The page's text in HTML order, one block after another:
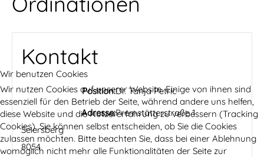
Kontakt
Position:Dr. Tanja Petric
Adresse:Premstätterstraße 1
Seiersberg
8054
Wir benutzen Cookies
Wir nutzen Cookies auf unserer Website. Einige von ihnen sind
essenziell für den Betrieb der Seite, während andere uns helfen,
diese Website und die Nutzererfahrung zu verbessern (Tracking
Cookies). Sie können selbst entscheiden, ob Sie die Cookies
zulassen möchten. Bitte beachten Sie, dass bei einer Ablehnung
womöglich nicht mehr alle Funktionalitäten der Seite zur